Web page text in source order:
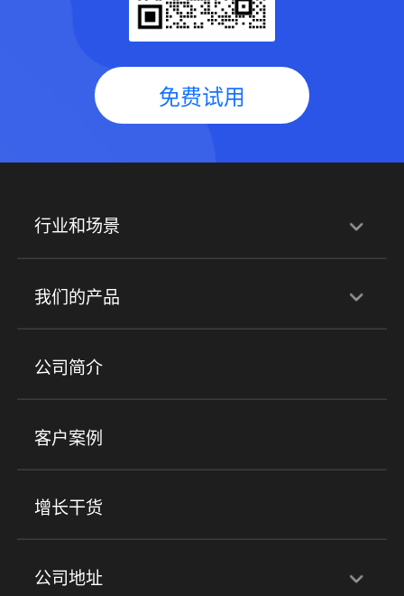
免费试用
行业和场景
行业解决方案
培训机构 职业技能培训 兴趣培训
金融行业
心理机构
我们的产品
产品
小程序商城 ERP 企微SCRM
社群圈子
公司简介
客户案例
增长干货
公司地址